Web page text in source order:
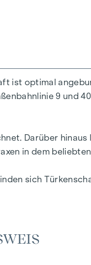
.
der
Ihre
ist optimal
9 und
Darüber
in dem
sich